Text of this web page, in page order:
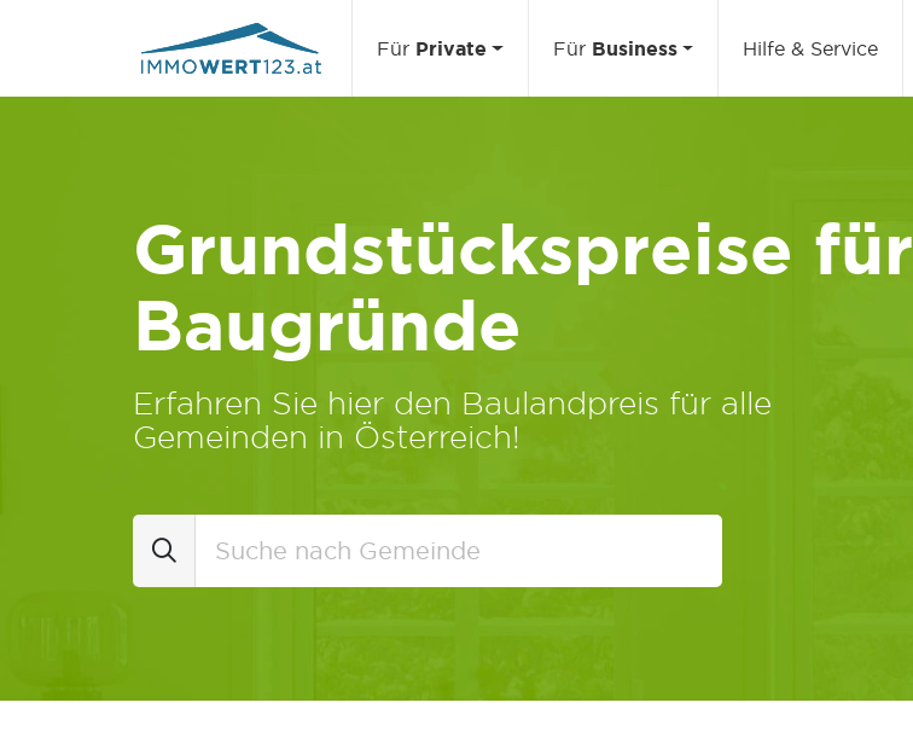
Für Private Für Business Hilfe & Service
Grundstückspreise für
Baugründe
Erfahren Sie hier den Baulandpreis für alle
Gemeinden in Österreich!